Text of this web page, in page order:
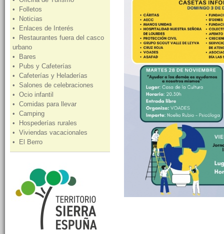
• Folletos
• Noticias
• Enlaces de Interés
• Restaurantes fuera del casco
urbano
• Bares
• Pubs y Cafeterías
• Cafeterías y Heladerías
• Salones de celebraciones
• Ocio infantil
• Comidas para llevar
• Camping
• Hospederías rurales
• Viviendas vacacionales
• El Berro